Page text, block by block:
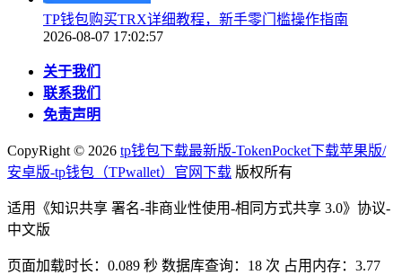
TP钱包购买TRX详细教程，新手零门槛操作指南
2026-08-07 17:02:57
关于我们
联系我们
免责声明
CopyRight © 2026 tp钱包下载最新版-TokenPocket下载苹果版/
安卓版-tp钱包（TPwallet）官网下载 版权所有
适用《知识共享 署名-非商业性使用-相同方式共享 3.0》协议-
中文版
页面加载时长：0.089 秒 数据库查询：18 次 占用内存：3.77